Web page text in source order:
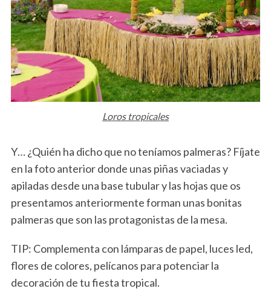
Loros tropicales
Y… ¿Quién ha dicho que no teníamos palmeras? Fíjate
en la foto anterior donde unas piñas vaciadas y
apiladas desde una base tubular y las hojas que os
presentamos anteriormente forman unas bonitas
palmeras que son las protagonistas de la mesa.
TIP: Complementa con lámparas de papel, luces led,
flores de colores, pelícanos para potenciar la
decoración de tu fiesta tropical.